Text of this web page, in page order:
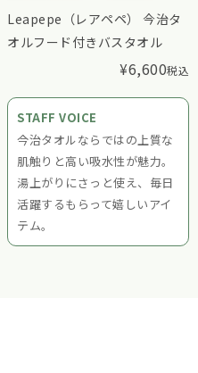
Leapepe（レアペペ） 今治タ
オルフード付きバスタオル
¥6,600税込
STAFF VOICE
今治タオルならではの上質な
肌触りと高い吸水性が魅力。
湯上がりにさっと使え、毎日
活躍するもらって嬉しいアイ
テム。